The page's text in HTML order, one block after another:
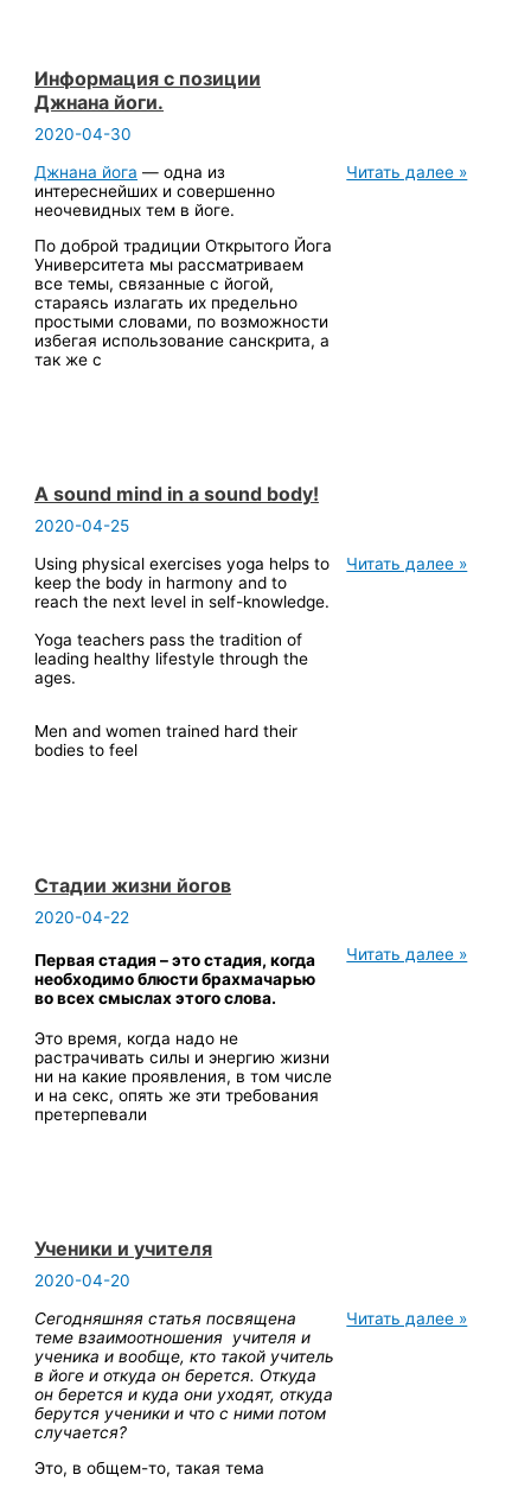
Информация с позиции
Джнана йоги.
2020-04-30
Джнана йога — одна из
интереснейших и совершенно
неочевидных тем в йоге.
По доброй традиции Открытого Йога
Университета мы рассматриваем
все темы, связанные с йогой,
стараясь излагать их предельно
простыми словами, по возможности
избегая использование санскрита, а
так же с
Информация
Читать далее »
A sound mind in a sound body!
2020-04-25
Using physical exercises yoga helps to
keep the body in harmony and to
reach the next level in self-knowledge.
Yoga teachers pass the tradition of
leading healthy lifestyle through the
ages.
Men and women trained hard their
bodies to feel
A
Читать далее »
Стадии жизни йогов
2020-04-22
Первая стадия – это стадия, когда
необходимо блюсти брахмачарью
во всех смыслах этого слова.
Это время, когда надо не
растрачивать силы и энергию жизни
ни на какие проявления, в том числе
и на секс, опять же эти требования
претерпевали
Стадии
Читать далее »
Ученики и учителя
2020-04-20
Сегодняшняя статья посвящена
теме взаимоотношения учителя и
ученика и вообще, кто такой учитель
в йоге и откуда он берется. Откуда
он берется и куда они уходят, откуда
берутся ученики и что с ними потом
случается?
Это, в общем-то, такая тема
Ученики
Читать далее »